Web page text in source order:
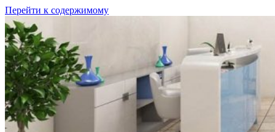
Перейти к содержимому